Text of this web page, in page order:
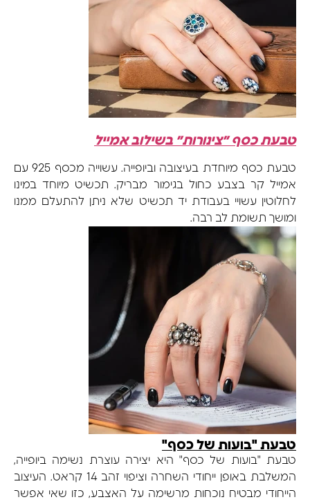
טבעת כסף ״צינורות״ בשילוב אמייל
טבעת כסף מיוחדת בעיצובה וביופייה. עשוייה מכסף 925 עם
אמייל קר בצבע כחול בגימור מבריק. תכשיט מיוחד במינו
לחלוטין עשויי בעבודת יד תכשיט שלא ניתן להתעלם ממנו
ומושך תשומת לב רבה.
טבעת "בועות של כסף"
טבעת "בועות של כסף" היא יצירה עוצרת נשימה ביופייה,
המשלבת באופן ייחודי השחרה וציפוי זהב 14 קראט. העיצוב
הייחודי מבטיח נוכחות מרשימה על האצבע, כזו שאי אפשר